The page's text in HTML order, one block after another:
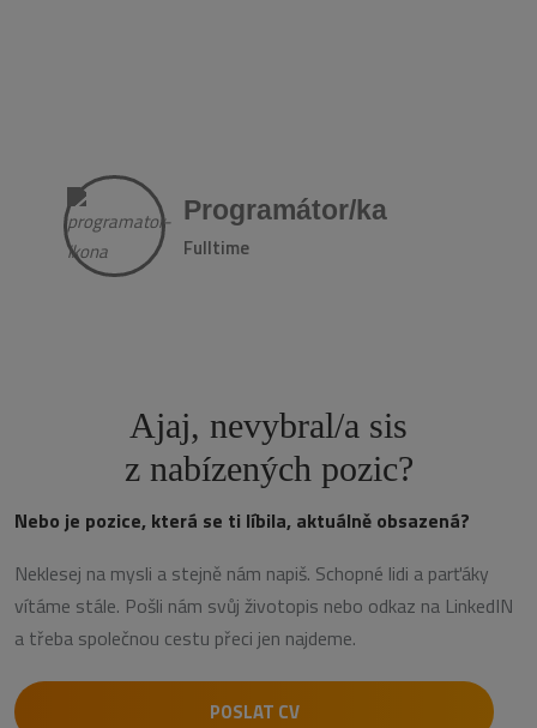
Programátor/ka
Fulltime
Ajaj, nevybral/a sis
z nabízených pozic?
Nebo je pozice, která se ti líbila, aktuálně obsazená?
Neklesej na mysli a stejně nám napiš. Schopné lidi a parťáky
vítáme stále. Pošli nám svůj životopis nebo odkaz na LinkedIN
a třeba společnou cestu přeci jen najdeme.
POSLAT CV